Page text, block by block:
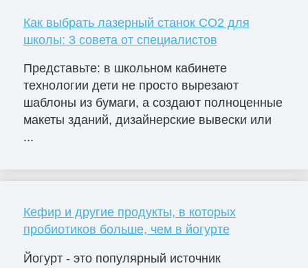
Как выбрать лазерный станок СО2 для
школы: 3 совета от специалистов
Представьте: в школьном кабинете
технологии дети не просто вырезают
шаблоны из бумаги, а создают полноценные
макеты зданий, дизайнерские вывески или
...
Кефир и другие продукты, в которых
пробиотиков больше, чем в йогурте
Йогурт - это популярный источник